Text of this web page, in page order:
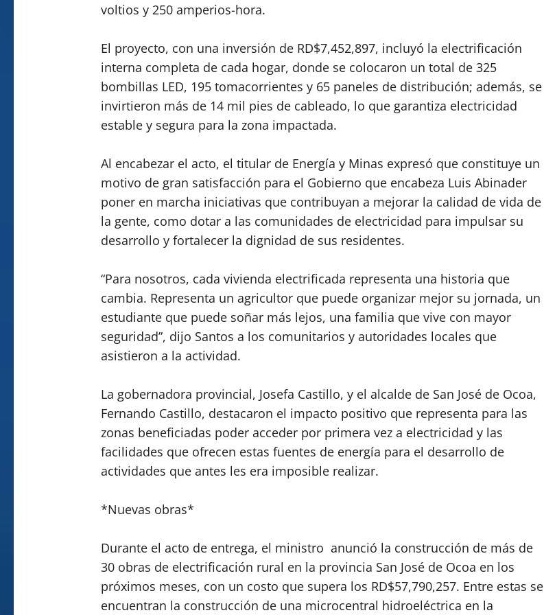
voltios y 250 amperios-hora.
El proyecto, con una inversión de RD$7,452,897, incluyó la electrificación
interna completa de cada hogar, donde se colocaron un total de 325
bombillas LED, 195 tomacorrientes y 65 paneles de distribución; además, se
invirtieron más de 14 mil pies de cableado, lo que garantiza electricidad
estable y segura para la zona impactada.
Al encabezar el acto, el titular de Energía y Minas expresó que constituye un
motivo de gran satisfacción para el Gobierno que encabeza Luis Abinader
poner en marcha iniciativas que contribuyan a mejorar la calidad de vida de
la gente, como dotar a las comunidades de electricidad para impulsar su
desarrollo y fortalecer la dignidad de sus residentes.
“Para nosotros, cada vivienda electrificada representa una historia que
cambia. Representa un agricultor que puede organizar mejor su jornada, un
estudiante que puede soñar más lejos, una familia que vive con mayor
seguridad”, dijo Santos a los comunitarios y autoridades locales que
asistieron a la actividad.
La gobernadora provincial, Josefa Castillo, y el alcalde de San José de Ocoa,
Fernando Castillo, destacaron el impacto positivo que representa para las
zonas beneficiadas poder acceder por primera vez a electricidad y las
facilidades que ofrecen estas fuentes de energía para el desarrollo de
actividades que antes les era imposible realizar.
*Nuevas obras*
Durante el acto de entrega, el ministro anunció la construcción de más de
30 obras de electrificación rural en la provincia San José de Ocoa en los
próximos meses, con un costo que supera los RD$57,790,257. Entre estas se
encuentran la construcción de una microcentral hidroeléctrica en la